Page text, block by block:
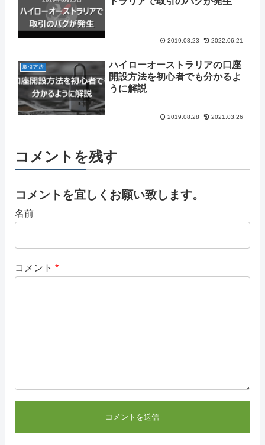
2019.08.23 2022.06.21
取引方法
ハイローオーストラリアの口座
開設方法を初心者でも分かるよ
うに解説
2019.08.28 2021.03.26
コメントを残す
コメントを宜しくお願い致します。
名前
コメント *